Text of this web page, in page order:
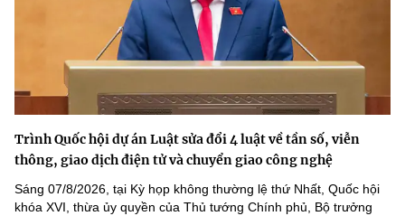
Trình Quốc hội dự án Luật sửa đổi 4 luật về tần số, viễn
thông, giao dịch điện tử và chuyển giao công nghệ
Sáng 07/8/2026, tại Kỳ họp không thường lệ thứ Nhất, Quốc hội
khóa XVI, thừa ủy quyền của Thủ tướng Chính phủ, Bộ trưởng